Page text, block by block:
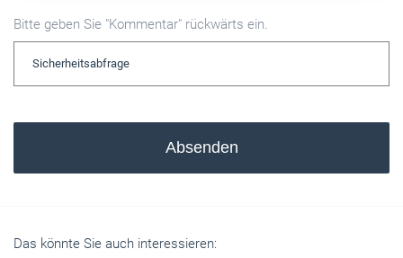
Bitte geben Sie "Kommentar" rückwärts ein.
Absenden
Das könnte Sie auch interessieren: